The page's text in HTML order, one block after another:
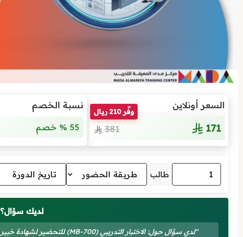
السعر أونلاين
171
وفّر 210 ريال
381
نسبة الخصم
55 % خصم
طالب
لديك سؤال؟